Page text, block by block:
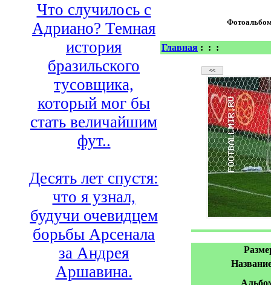
Что случилось с
Адриано? Темная
история
бразильского
тусовщика,
который мог бы
стать величайшим
фут..
Десять лет спустя:
что я узнал,
будучи очевидцем
борьбы Арсенала
за Андрея
Аршавина.
Главная : : :